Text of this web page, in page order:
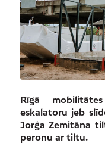
Rīgā
eskalatoru jeb
Jorģa Zemitāna
peronu ar tiltu.